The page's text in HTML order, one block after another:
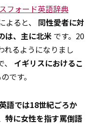
フォード英語辞典
よると、 同性愛者に対
は、主に北米 です。20
れるようになりまし
イギリスにおけるこ
です。
語では18世紀ごろか
特に女性を指す罵倒語